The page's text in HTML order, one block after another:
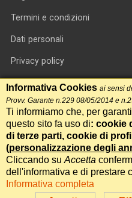
Termini e condizioni
Dati personali
Privacy policy
Informativa cookie
RSS feed
RSS Top News
Contatti
International Communication
giornalistica n.191, reg.
Informativa Cookies ai sensi
Provv. Garante n.229 08/05/2014 e
Ti informiamo che, per
questo sito fa uso di: cookie
di terze parti, cookie di
(personalizzazione degli
Cliccando su Accetta
dell'informativa e di prestare
Informativa completa